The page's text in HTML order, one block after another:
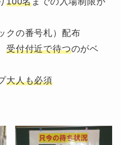
クの番号札）配布
受付付近で待つのがベ
大人も必須